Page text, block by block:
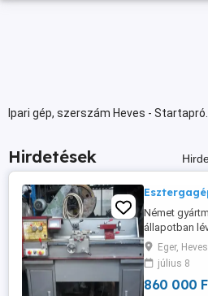
Ipari gép, szerszám Heves -
Hirdetések
Német
állapotban
tartozékokkal
Eger, Heves
július 8
860 000